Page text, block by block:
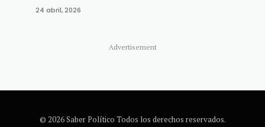
24 abril, 2026
Advertisement
© 2026 Saber Político Todos los derechos reservados.